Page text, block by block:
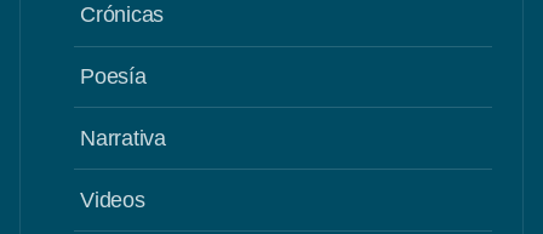
Crónicas
Poesía
Narrativa
Videos